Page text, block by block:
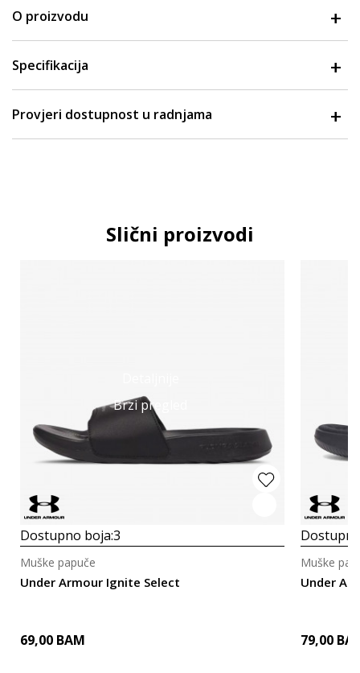
O proizvodu
Specifikacija
Provjeri dostupnost u radnjama
Slični proizvodi
Brzi pregled
Dostupno boja:3
Under Armour Ignite Select
Muške papuče
69,00 BAM
Under
Muške
79,00